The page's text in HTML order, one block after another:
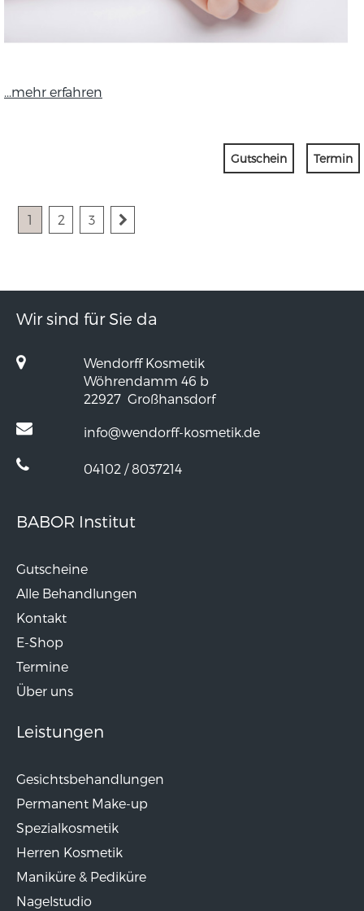
...mehr erfahren
Gutschein Termin
1 2 3
Wir sind für Sie da
Wendorff Kosmetik
Wöhrendamm 46 b
22927 Großhansdorf
info@wendorff-kosmetik.de
04102 / 8037214
BABOR Institut
Gutscheine
Alle Behandlungen
Kontakt
E-Shop
Termine
Über uns
Leistungen
Gesichtsbehandlungen
Permanent Make-up
Spezialkosmetik
Herren Kosmetik
Maniküre & Pediküre
Nagelstudio